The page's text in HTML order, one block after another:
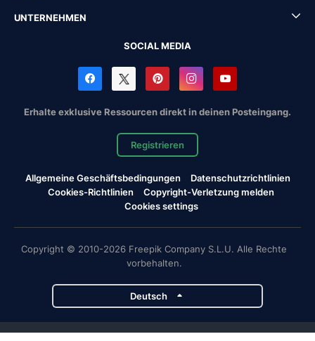
UNTERNEHMEN
SOCIAL MEDIA
Erhalte exklusive Ressourcen direkt in deinen Posteingang.
Registrieren
Allgemeine Geschäftsbedingungen
Datenschutzrichtlinien
Cookies-Richtlinien
Copyright-Verletzung melden
Cookies settings
Copyright © 2010-2026 Freepik Company S.L.U. Alle Rechte
vorbehalten.
Deutsch